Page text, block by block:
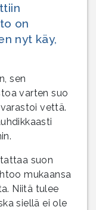
on
nyt käy,
sen
varten suo
vettä.
suon
mukaansa
Niitä tulee
siellä ei ole